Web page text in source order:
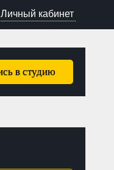
Личный кабинет
в студию